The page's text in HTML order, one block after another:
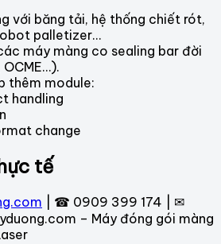
với băng tải, hệ thống chiết rót,
palletizer…
máy màng co sealing bar đời
OCME…).
thêm module:
handling
change
tế
| ☎ 0909 399 174 | ✉
– Máy đóng gói màng